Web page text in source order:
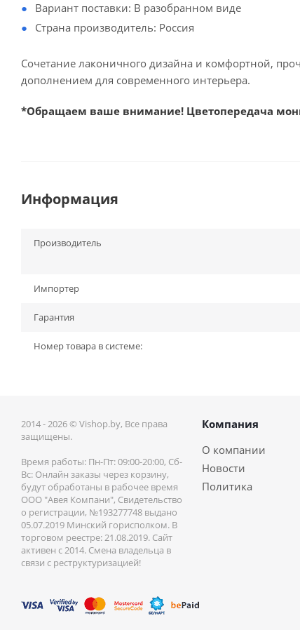
Вариант поставки: В разобранном виде
Страна производитель: Россия
Сочетание лаконичного дизайна и комфортной,
дополнением для современного интерьера.
*Обращаем ваше внимание! Цветопередача
Информация
Производитель
Импортер
Гарантия
Номер товара в системе:
2014 - 2026 © Vishop.by, Все права
защищены.
Время работы: Пн-Пт: 09:00-20:00, Сб-
Вс: Онлайн заказы через корзину,
будут обработаны в рабочее время
ООО "Авея Компани", Свидетельство
о регистрации, №193277748 выдано
05.07.2019 Минский горисполком. В
торговом реестре: 21.08.2019. Сайт
активен с 2014. Смена владельца в
связи с реструктуризацией!
Компания
О компании
Новости
Политика